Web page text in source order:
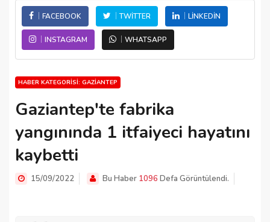
FACEBOOK TWITTER LINKEDIN
INSTAGRAM WHATSAPP
HABER KATEGORISI: GAZIANTEP
Gaziantep'te fabrika
yangınında 1 itfaiyeci hayatını
kaybetti
15/09/2022 Bu Haber 1096 Defa Görüntülendi.